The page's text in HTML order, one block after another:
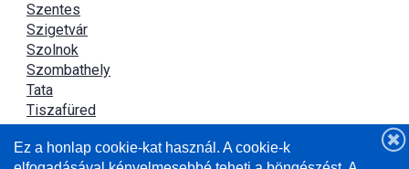
Szentes
Szigetvár
Szolnok
Szombathely
Tata
Tiszafüred
Újszász
Ez a honlap cookie-kat használ. A cookie-k